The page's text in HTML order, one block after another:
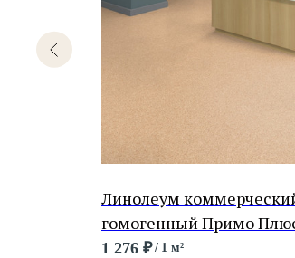
Линолеум
гомогенный Примо
1 276 ₽/ 1 м²